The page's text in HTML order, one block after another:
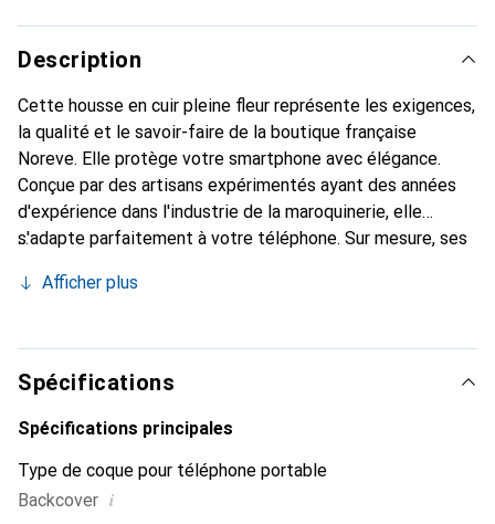
Description
Cette housse en cuir pleine fleur représente les exigences,
la qualité et le savoir-faire de la boutique française
Noreve. Elle protège votre smartphone avec élégance.
Conçue par des artisans expérimentés ayant des années
d'expérience dans l'industrie de la maroquinerie, elle
s'adapte parfaitement à votre téléphone. Sur mesure, ses
peau. Elle devient l'accessoire chic et indispensable pour
ses produits de haute qualité, la marque Noreve est un
choix fiable pour une clientèle exigeante.
Afficher plus
Spécifications
Spécifications principales
Type de coque pour téléphone portable
Backcover i